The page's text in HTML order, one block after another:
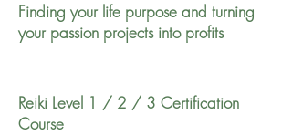
Finding your life purpose and turning
your passion projects into profits
Reiki Level 1 / 2 / 3 Certification
Course